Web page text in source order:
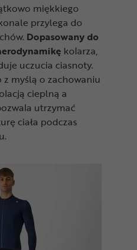
miękkiego
przylega do
Dopasowany do
kolarza,
uczucia ciasnoty.
myślą o zachowaniu
cieplną a
utrzymać
ciała podczas